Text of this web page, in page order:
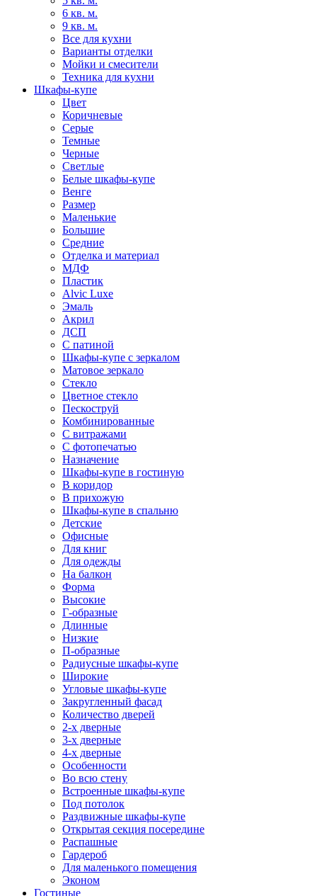
6 кв. м.
9 кв. м.
Все для кухни
Варианты отделки
Мойки и смесители
Техника для кухни
Шкафы-купе
Цвет
Коричневые
Серые
Темные
Черные
Светлые
Белые шкафы-купе
Венге
Размер
Маленькие
Большие
Средние
Отделка и материал
МДФ
Пластик
Alvic Luxe
Эмаль
Акрил
ДСП
С патиной
Шкафы-купе с зеркалом
Матовое зеркало
Стекло
Цветное стекло
Пескоструй
Комбинированные
С витражами
С фотопечатью
Назначение
Шкафы-купе в гостиную
В коридор
В прихожую
Шкафы-купе в спальню
Детские
Офисные
Для книг
Для одежды
На балкон
Форма
Высокие
Г-образные
Длинные
Низкие
П-образные
Радиусные шкафы-купе
Широкие
Угловые шкафы-купе
Закругленный фасад
Количество дверей
2-х дверные
3-х дверные
4-х дверные
Особенности
Во всю стену
Встроенные шкафы-купе
Под потолок
Раздвижные шкафы-купе
Открытая секция посередине
Распашные
Гардероб
Для маленького помещения
Эконом
Гостиные